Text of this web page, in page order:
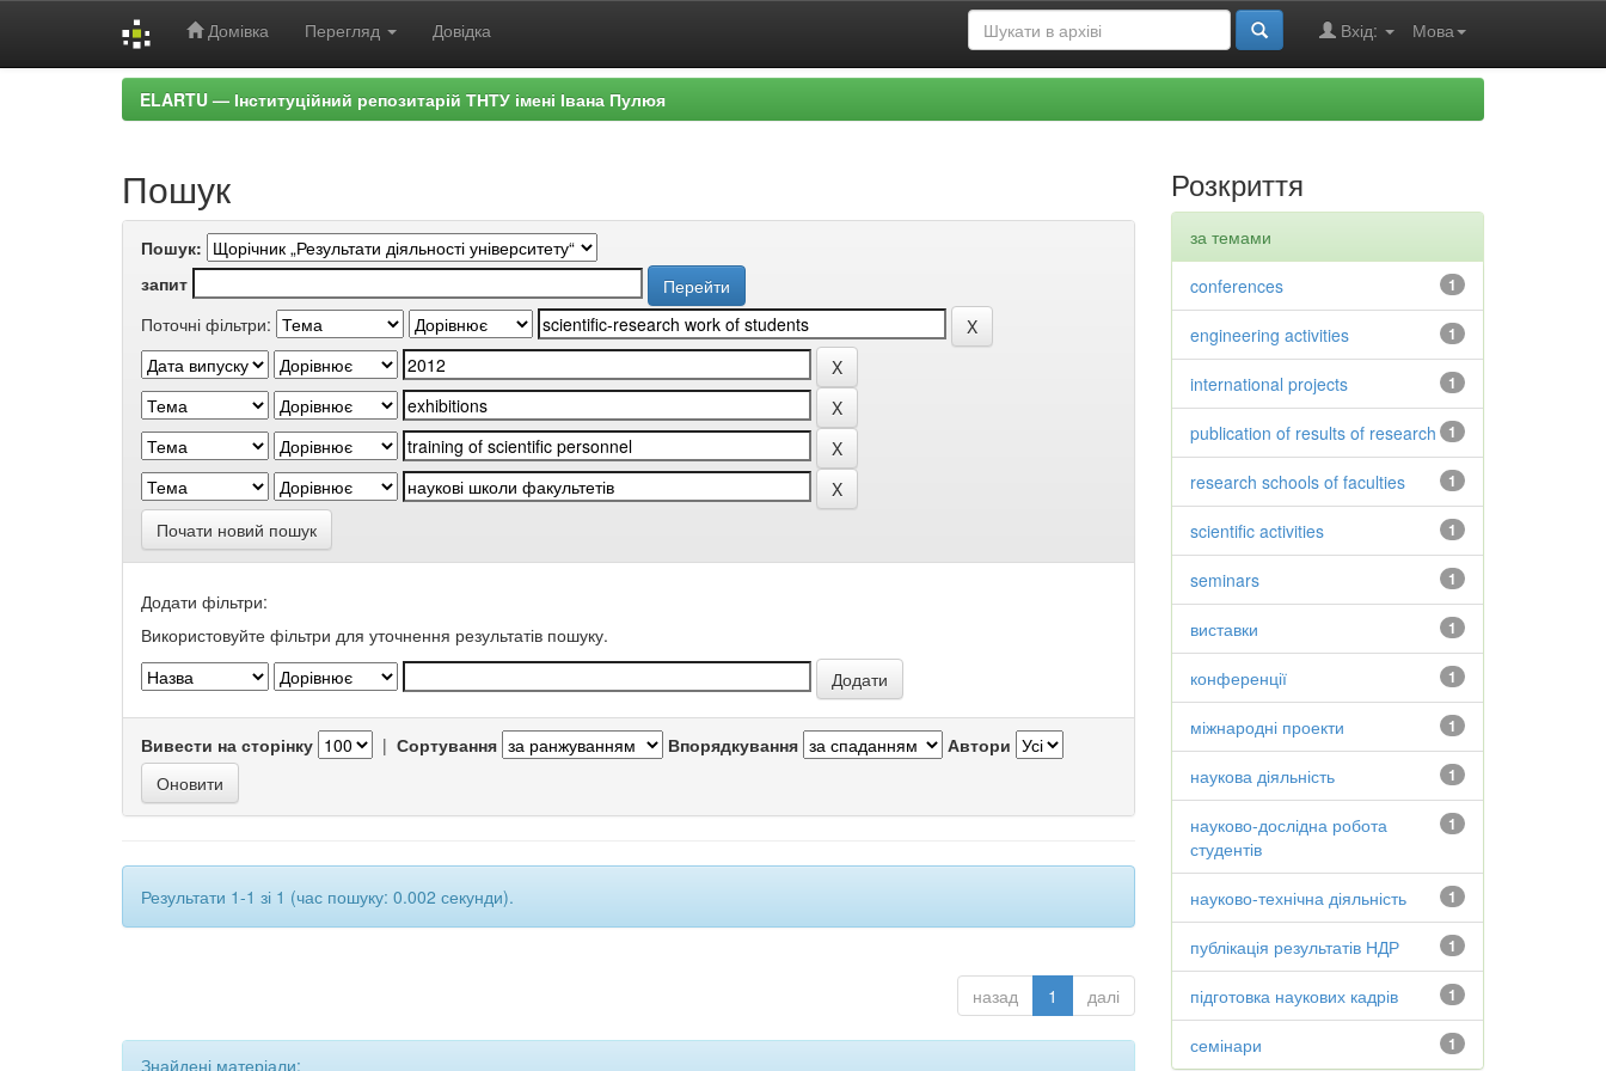
Домівка Перегляд Довідка Мова
Вхід:
ELARTU — Інституційний репозитарій ТНТУ імені Івана Пулюя
Пошук
Пошук:
запит
Поточні фільтри:
Почати новий пошук
Додати фільтри:
Використовуйте фільтри для уточнення результатів пошуку.
Вивести на сторінку | Сортування Впорядкування Автори
Результати 1-1 зі 1 (час пошуку: 0.002 секунди).
назад 1 далі
Знайдені матеріали:
Розкриття
за темами
1
conferences
1
engineering activities
1
international projects
1
publication of results of research
1
research schools of faculties
1
scientific activities
1
seminars
1
виставки
1
конференції
1
міжнародні проекти
1
наукова діяльність
1
науково-дослідна робота
студентів
1
науково-технічна діяльність
1
публікація результатів НДР
1
підготовка наукових кадрів
1
семінари